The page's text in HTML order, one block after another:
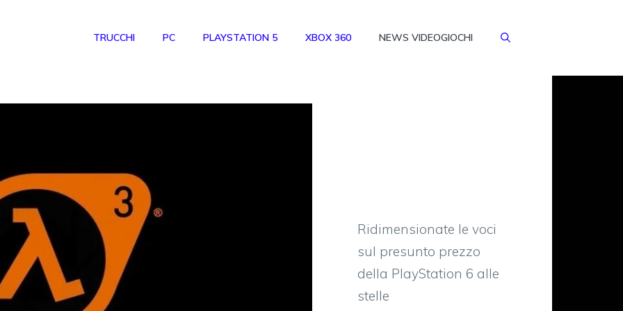
TRUCCHI PC PLAYSTATION 5 XBOX 360 NEWS VIDEOGIOCHI
Ridimensionate le voci
sul presunto prezzo
della PlayStation 6 alle
stelle